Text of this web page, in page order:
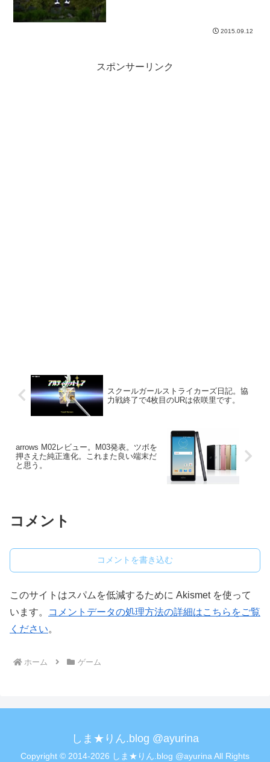
2015.09.12
スポンサーリンク
スクールガールストライカーズ日記。協
力戦終了で4枚目のURは依咲里です。
arrows M02レビュー。M03発表。ツボを
押さえた純正進化。これまた良い端末だ
と思う。
コメント
コメントを書き込む
このサイトはスパムを低減するために Akismet を使って
います。
コメントデータの処理方法の詳細はこちらをご覧
ください。
ホーム ゲーム
しま★りん.blog @ayurina
Copyright © 2014-2026 しま★りん.blog @ayurina All Rights